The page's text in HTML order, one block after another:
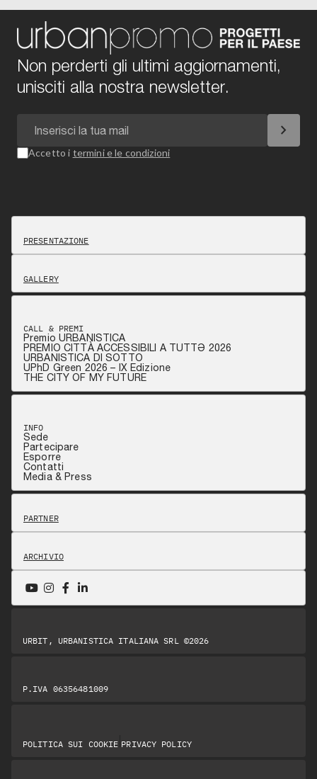
Non perderti gli ultimi aggiornamenti,
unisciti alla nostra newsletter.
chevron_right
Accetto i termini e le condizioni
PRESENTAZIONE
GALLERY
CALL & PREMI
Premio URBANISTICA
PREMIO CITTÀ ACCESSIBILI A TUTTƏ 2026
URBANISTICA DI SOTTO
UPhD Green 2026 – IX Edizione
THE CITY OF MY FUTURE
INFO
Sede
Partecipare
Esporre
Contatti
Media & Press
PARTNER
ARCHIVIO
URBIT, URBANISTICA ITALIANA SRL ©2026
P.IVA 06356481009
POLITICA SUI COOKIE PRIVACY POLICY